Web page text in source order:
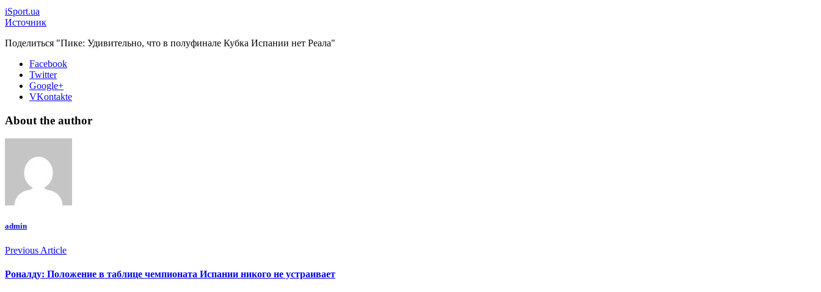
iSport.ua
Источник
Поделиться "Пике: Удивительно, что в полуфинале Кубка Испании нет Реала"
Facebook
Twitter
Google+
VKontakte
About the author
admin
Previous Article
Роналду: Положение в таблице чемпионата Испании никого не устраивает